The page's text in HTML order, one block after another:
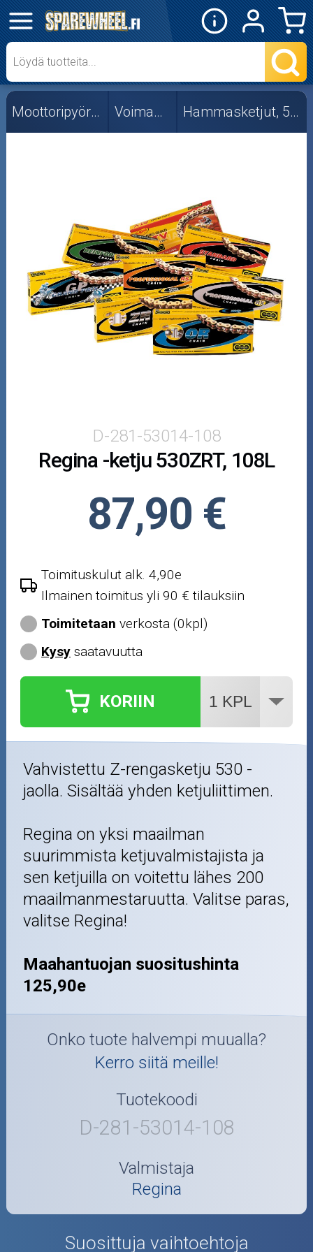
✕
Mopon osat
Skootterin osat
Crossipyörän osat
Mopoauton osat
Mönkijän osat
Puutarha ja metsä
Öljyt ja kemikaalit
Outlet-tuotteet
Moottoripyörän osat Voimansiirto Hammasketjut, 530 ja 532
D-281-53014-108
Regina -ketju 530ZRT, 108L
87,90 €
Toimituskulut alk. 4,90e
Ilmainen toimitus yli 90 € tilauksiin
Toimitetaan verkosta (0kpl)
Kysy saatavuutta
KORIIN
Vahvistettu Z-rengasketju 530 -
jaolla. Sisältää yhden ketjuliittimen.
Regina on yksi maailman
suurimmista ketjuvalmistajista ja
sen ketjuilla on voitettu lähes 200
maailmanmestaruutta. Valitse paras,
valitse Regina!
Maahantuojan suositushinta
125,90e
Onko tuote halvempi muualla?
Kerro siitä meille!
Tuotekoodi
D-281-53014-108
Valmistaja
Regina
Suosittuja vaihtoehtoja